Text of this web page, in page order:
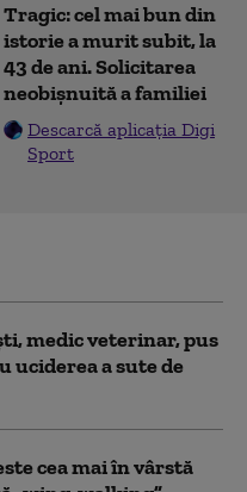
Tragic: cel mai bun din
istorie a murit subit, la
43 de ani. Solicitarea
neobișnuită a familiei
Descarcă aplicația Digi
Sport
medic veterinar, pus
uciderea a sute de
cea mai în vârstă